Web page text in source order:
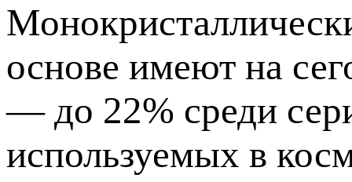
основе имеют на
— до 22% среди
используемых в